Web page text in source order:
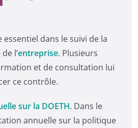
essentiel dans le suivi de la
de l’entreprise. Plusieurs
et de consultation lui
ce contrôle.
sur la DOETH. Dans le
annuelle sur la politique